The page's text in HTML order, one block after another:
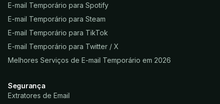
E-mail Temporário para Spotify
E-mail Temporário para Steam
E-mail Temporário para TikTok
E-mail Temporário para Twitter / X
Melhores Serviços de E-mail Temporário em 2026
Segurança
Extratores de Email